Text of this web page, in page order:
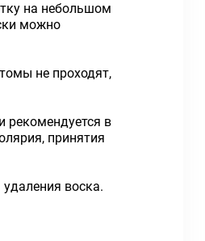
на небольшом
можно
не проходят,
рекомендуется в
принятия
воска.